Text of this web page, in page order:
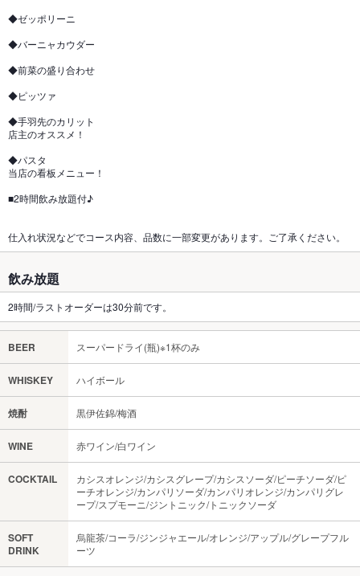
◆ゼッポリーニ
◆バーニャカウダー
◆前菜の盛り合わせ
◆ピッツァ
◆手羽先のカリット
店主のオススメ！
◆パスタ
当店の看板メニュー！
■2時間飲み放題付♪
仕入れ状況などでコース内容、品数に一部変更があります。ご了承ください。
飲み放題
2時間/ラストオーダーは30分前です。
BEER スーパードライ(瓶)※1杯のみ
WHISKEY ハイボール
焼酎 黒伊佐錦/梅酒
WINE 赤ワイン/白ワイン
COCKTAIL
カシスオレンジ/カシスグレープ/カシスソーダ/ピーチソーダ/ピ
ーチオレンジ/カンパリソーダ/カンパリオレンジ/カンパリグレ
ープ/スプモーニ/ジントニック/トニックソーダ
SOFT
DRINK
烏龍茶/コーラ/ジンジャエール/オレンジ/アップル/グレープフル
ーツ